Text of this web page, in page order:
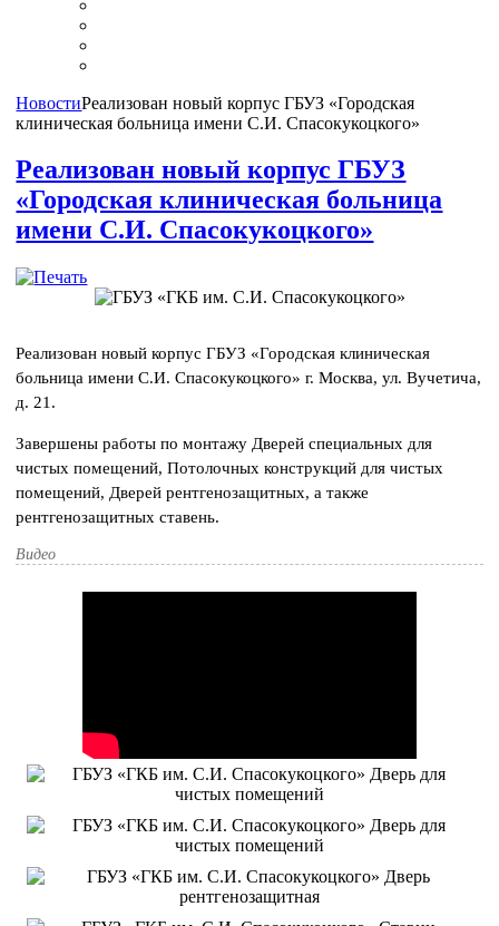
НовостиРеализован новый корпус ГБУЗ «Городская
клиническая больница имени С.И. Спасокукоцкого»
Реализован новый корпус ГБУЗ
«Городская клиническая больница
имени С.И. Спасокукоцкого»
Реализован новый корпус ГБУЗ «Городская клиническая
больница имени С.И. Спасокукоцкого» г. Москва, ул. Вучетича,
д. 21.
Завершены работы по монтажу Дверей специальных для
чистых помещений, Потолочных конструкций для чистых
помещений, Дверей рентгенозащитных, а также
рентгенозащитных ставень.
Видео